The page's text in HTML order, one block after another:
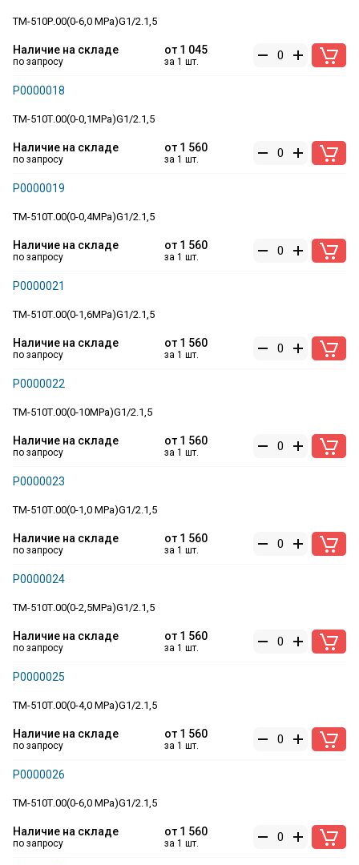
ТМ-510Р.00(0-6,0 MPa)G1/2.1,5
от 1 045
за 1 шт.
Наличие на складе
по запросу
ТМ-510Т.00(0-0,1MPa)G1/2.1,5
Р0000018
от 1 560
за 1 шт.
Наличие на складе
по запросу
ТМ-510Т.00(0-0,4MPa)G1/2.1,5
Р0000019
от 1 560
за 1 шт.
Наличие на складе
по запросу
ТМ-510Т.00(0-1,6MPa)G1/2.1,5
Р0000021
от 1 560
за 1 шт.
Наличие на складе
по запросу
ТМ-510Т.00(0-10MPa)G1/2.1,5
Р0000022
от 1 560
за 1 шт.
Наличие на складе
по запросу
ТМ-510Т.00(0-1,0 MPa)G1/2.1,5
Р0000023
от 1 560
за 1 шт.
Наличие на складе
по запросу
ТМ-510Т.00(0-2,5MPa)G1/2.1,5
Р0000024
от 1 560
за 1 шт.
Наличие на складе
по запросу
ТМ-510Т.00(0-4,0 MPa)G1/2.1,5
Р0000025
от 1 560
за 1 шт.
Наличие на складе
по запросу
ТМ-510Т.00(0-6,0 MPa)G1/2.1,5
Р0000026
от 1 560
за 1 шт.
Наличие на складе
по запросу